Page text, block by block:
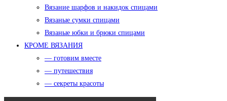
Вязание шарфов и накидок спицами
Вязаные сумки спицами
Вязаные юбки и брюки спицами
КРОМЕ ВЯЗАНИЯ
— готовим вместе
— путешествия
— секреты красоты